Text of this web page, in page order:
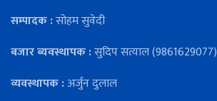
सम्पादक :सोहम सुवेदी
बजार ब्यवस्थापक :सुदिप सत्याल (9861629077)
व्यवस्थापक :अर्जुन दुलाल